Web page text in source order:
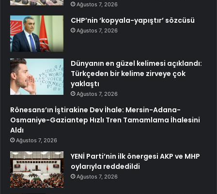
Ağustos 7, 2026
CHP’nin ‘kopyala-yapıştır’ sözcüsü
Ağustos 7, 2026
Dünyanın en güzel kelimesi açıklandı:
Türkçeden bir kelime zirveye çok
yaklaştı
Ağustos 7, 2026
Rönesans’ın İştirakine Dev İhale: Mersin-Adana-
Osmaniye-Gaziantep Hızlı Tren Tamamlama İhalesini
Aldı
Ağustos 7, 2026
YENİ Parti’nin ilk önergesi AKP ve MHP
oylarıyla reddedildi
Ağustos 7, 2026